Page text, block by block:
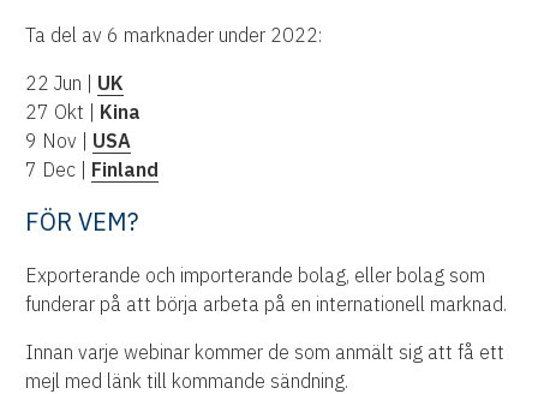
Ta del av 6 marknader under 2022:
22 Jun | UK
27 Okt | Kina
9 Nov | USA
7 Dec | Finland
FÖR VEM?
Exporterande och importerande bolag, eller bolag som
funderar på att börja arbeta på en internationell marknad.
Innan varje webinar kommer de som anmält sig att få ett
mejl med länk till kommande sändning.